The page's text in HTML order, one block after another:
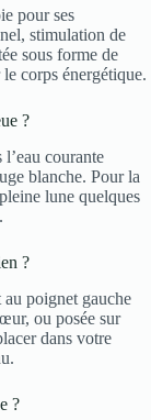
pour ses
stimulation de
sous forme de
corps énergétique.
?
courante
blanche. Pour la
lune quelques
?
poignet gauche
ou posée sur
dans votre
?